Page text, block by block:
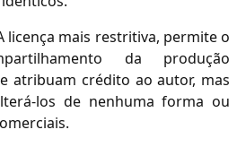
licença mais restritiva, permite o
da produção
atribuam crédito ao autor, mas
los de nenhuma forma ou